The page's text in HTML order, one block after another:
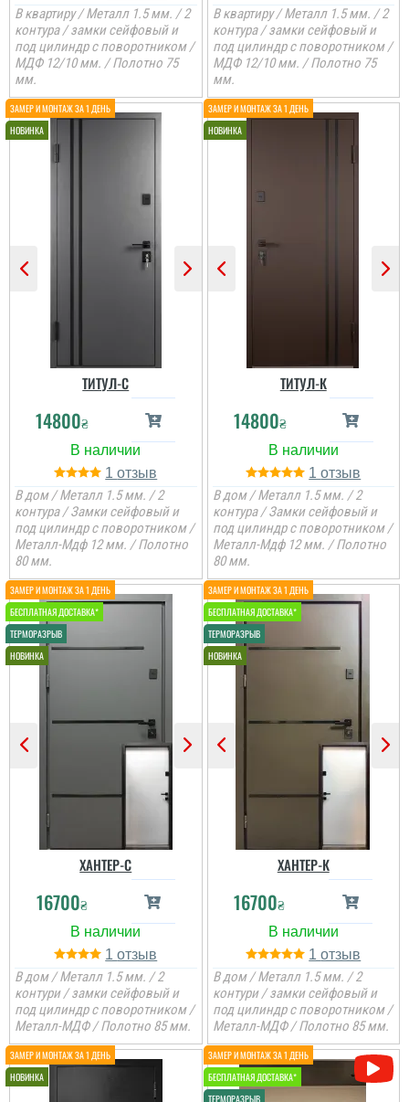
В квартиру / Металл 1.5 мм. / 2
контура / замки сейфовый и
под цилиндр с поворотником /
МДФ 12/10 мм. / Полотно 75
мм.
В квартиру / Металл 1.5 мм. / 2
контура / замки сейфовый и
под цилиндр с поворотником /
МДФ 12/10 мм. / Полотно 75
мм.
ТИТУЛ-C
14800₴
1
В дом / Металл 1.5 мм. / 2
контура / Замки сейфовый и
под цилиндр с поворотником /
Металл-Мдф 12 мм. / Полотно
80 мм.
ТИТУЛ-К
14800₴
1
В дом / Металл 1.5 мм. / 2
контура / Замки сейфовый и
под цилиндр с поворотником /
Металл-Мдф 12 мм. / Полотно
80 мм.
ХАНТЕР-С
16700₴
1
В дом / Металл 1.5 мм. / 2
контури / замки сейфовый и
под цилиндр с поворотником /
Металл-МДФ / Полотно 85 мм.
ХАНТЕР-К
16700₴
1
В дом / Металл 1.5 мм. / 2
контури / замки сейфовый и
под цилиндр с поворотником /
Металл-МДФ / Полотно 85 мм.